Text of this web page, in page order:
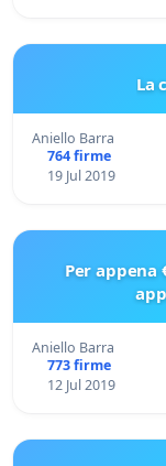
La
Aniello Barra
764 firme
19 Jul 2019
Per appena
Aniello Barra
773 firme
12 Jul 2019